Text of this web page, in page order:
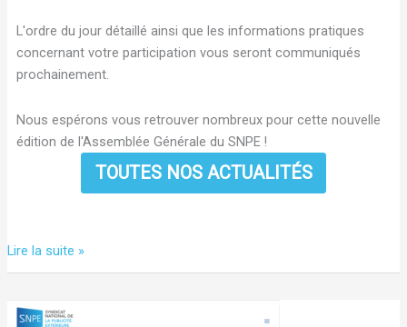
L'ordre du jour détaillé ainsi que les informations pratiques
concernant votre participation vous seront communiqués
prochainement.
Nous espérons vous retrouver nombreux pour cette nouvelle
édition de l'Assemblée Générale du SNPE !
TOUTES NOS ACTUALITÉS
Save
the
Lire la suite »